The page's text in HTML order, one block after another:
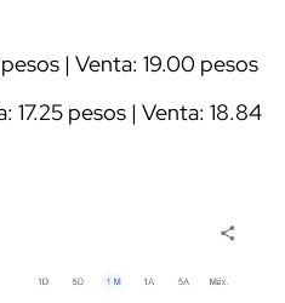
| Venta: 19.00 pesos
17.25 pesos | Venta: 18.84